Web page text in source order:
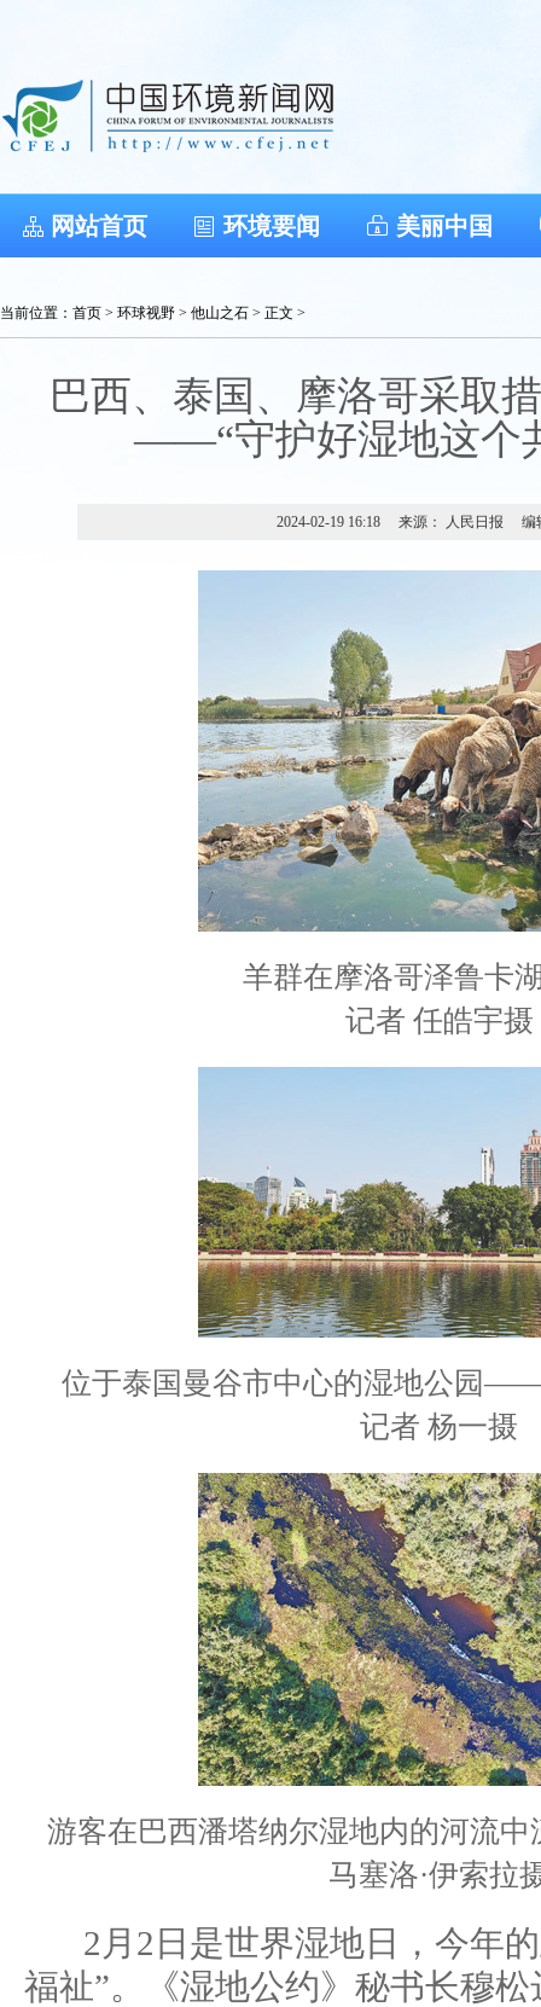
网站首页 环境要闻 美丽中国
当前位置： 首页 > 环球视野 > 他山之石 > 正文 >
巴西、泰国、摩洛哥采取
——“守护好湿地这个
2024-02-19 16:18 来源： 人民日报 编
羊群在摩洛哥泽鲁卡
记者 任皓宇摄
位于泰国曼谷市中心的湿地公园
记者 杨一摄
游客在巴西潘塔纳尔湿地内的河流
马塞洛·伊索拉
2月2日是世界湿地日，今年的
福祉”。《湿地公约》秘书长穆松